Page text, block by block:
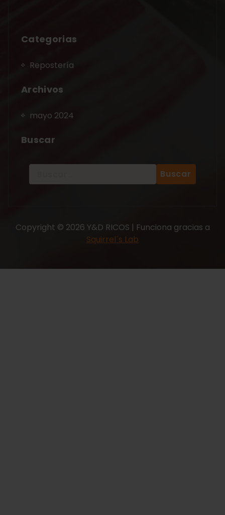
Categorias
Repostería
Archivos
mayo 2024
Buscar
Copyright © 2026 Y&D RICOS | Funciona gracias a
Squirrel´s Lab